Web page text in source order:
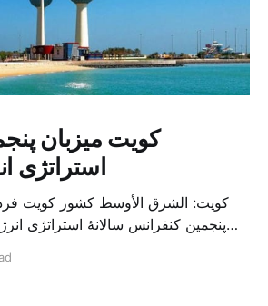
کویت میزبان
استراتژی
کویت: الشرق الأوسط کشور کویت
پنجمین کنفرانس سالانهٔ استراتژی
متخصص از شرکت‌های جهانی نفت و